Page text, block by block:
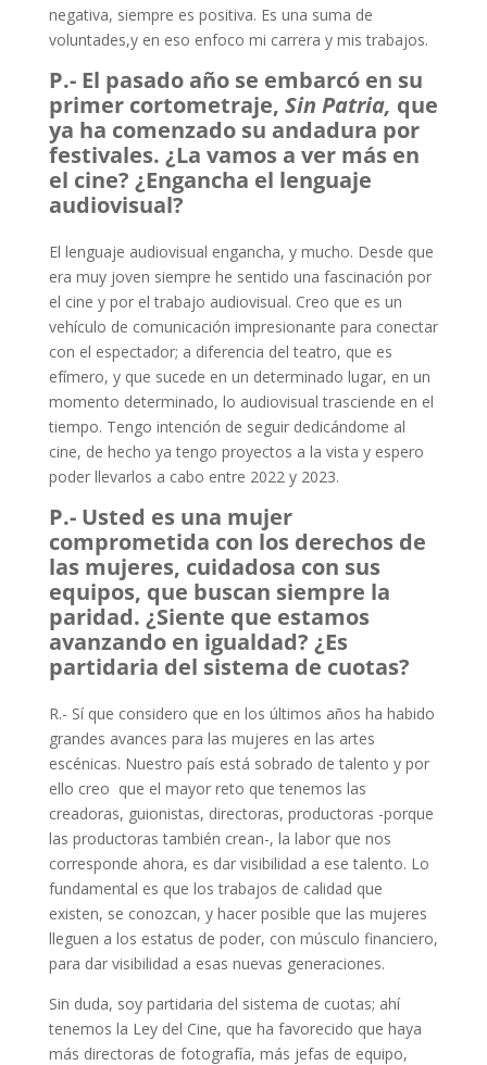
negativa, siempre es positiva. Es una suma de
voluntades,y en eso enfoco mi carrera y mis trabajos.
P.- El pasado año se embarcó en su
primer cortometraje, Sin Patria, que
ya ha comenzado su andadura por
festivales. ¿La vamos a ver más en
el cine? ¿Engancha el lenguaje
audiovisual?
El lenguaje audiovisual engancha, y mucho. Desde que
era muy joven siempre he sentido una fascinación por
el cine y por el trabajo audiovisual. Creo que es un
vehículo de comunicación impresionante para conectar
con el espectador; a diferencia del teatro, que es
efímero, y que sucede en un determinado lugar, en un
momento determinado, lo audiovisual trasciende en el
tiempo. Tengo intención de seguir dedicándome al
cine, de hecho ya tengo proyectos a la vista y espero
poder llevarlos a cabo entre 2022 y 2023.
P.- Usted es una mujer
comprometida con los derechos de
las mujeres, cuidadosa con sus
equipos, que buscan siempre la
paridad. ¿Siente que estamos
avanzando en igualdad? ¿Es
partidaria del sistema de cuotas?
R.- Sí que considero que en los últimos años ha habido
grandes avances para las mujeres en las artes
escénicas. Nuestro país está sobrado de talento y por
ello creo que el mayor reto que tenemos las
creadoras, guionistas, directoras, productoras -porque
las productoras también crean-, la labor que nos
corresponde ahora, es dar visibilidad a ese talento. Lo
fundamental es que los trabajos de calidad que
existen, se conozcan, y hacer posible que las mujeres
lleguen a los estatus de poder, con músculo financiero,
para dar visibilidad a esas nuevas generaciones.
Sin duda, soy partidaria del sistema de cuotas; ahí
tenemos la Ley del Cine, que ha favorecido que haya
más directoras de fotografía, más jefas de equipo,